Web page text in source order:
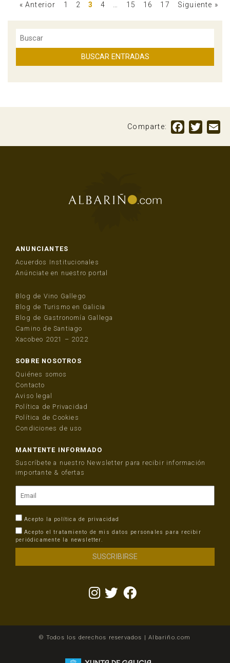
« Anterior 1 2 3 4 15 16 17 Siguiente »
Comparte: Facebook
ANUNCIANTES
Acuerdos Institucionales
Anúnciate en nuestro portal
Blog de Vino Gallego
Blog de Turismo en Galicia
Blog de Gastronomía Gallega
Camino de Santiago
Xacobeo 2021 – 2022
SOBRE NOSOTROS
Quiénes somos
Contacto
Aviso legal
Política de Privacidad
Política de Cookies
Condiciones de uso
MANTENTE INFORMADO
Suscríbete a nuestro Newsletter para recibir información
importante & ofertas
Acepto la política de privacidad
Acepto el tratamiento de mis datos personales para recibir
periódicamente la newsletter.
© Todos los derechos reservados | Albariño.com